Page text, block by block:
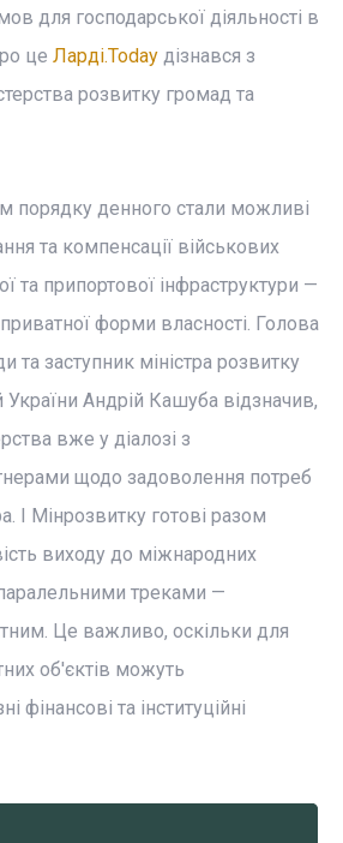
для господарської діяльності в
це Ларді.Today дізнався з
розвитку громад та
порядку денного стали можливі
та компенсації військових
та припортової інфраструктури —
форми власності. Голова
та заступник міністра розвитку
України Андрій Кашуба відзначив,
вже у діалозі з
щодо задоволення потреб
І Мінрозвитку готові разом
виходу до міжнародних
треками —
Це важливо, оскільки для
об'єктів можуть
фінансові та інституційні